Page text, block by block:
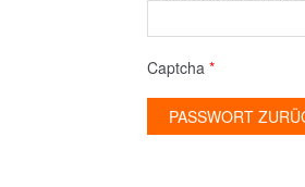
Captcha *
PASSWORT